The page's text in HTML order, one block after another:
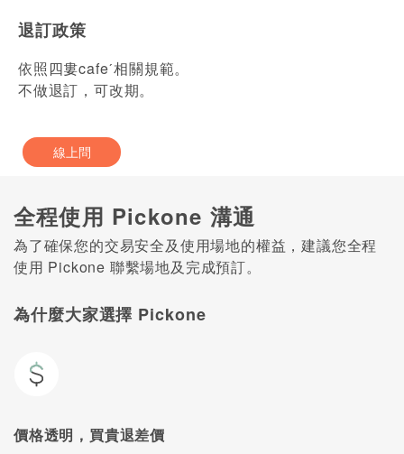
退訂政策
依照四婁cafeˊ相關規範。
不做退訂，可改期。
線上問
全程使用 Pickone 溝通
為了確保您的交易安全及使用場地的權益，建議您全程
使用 Pickone 聯繫場地及完成預訂。
為什麼大家選擇 Pickone
價格透明，買貴退差價